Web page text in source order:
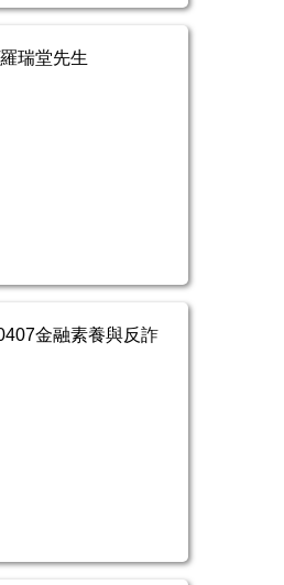
瑞堂先生
金融素養與反詐